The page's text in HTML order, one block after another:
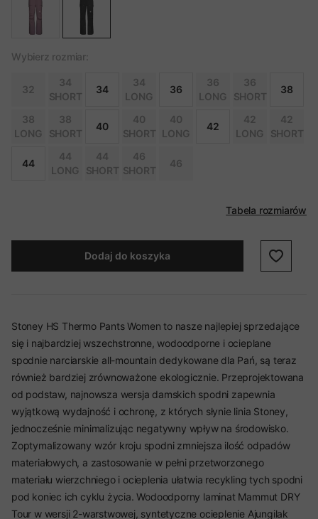
Wybierz rozmiar:
32
34
SHORT
34
34
LONG
36
36
LONG
36
SHORT
38
38
LONG
38
SHORT
40
40
SHORT
40
LONG
42
42
LONG
42
SHORT
44
44
LONG
44
SHORT
46
SHORT
46
Tabela rozmiarów
Dodaj do koszyka
Stoney HS Thermo Pants Women to nasze najlepiej sprzedające
się i najbardziej wszechstronne, wodoodporne i ocieplane
spodnie narciarskie all-mountain dedykowane dla Pań, są teraz
również bardziej zrównoważone ekologicznie. Przeprojektowana
od podstaw, najnowsza wersja damskich spodni zapewnia
wyjątkową wydajność i ochronę, z których słynie linia Stoney,
jednocześnie minimalizując negatywny wpływ na środowisko.
Zoptymalizowany wzór kroju spodni zmniejsza ilość odpadów
materiałowych, a zastosowanie w pełni przetworzonego
materiału wierzchniego i ocieplenia ułatwia recykling tych spodni
pod koniec ich cyklu życia. Wodoodporny laminat Mammut DRY
Tour w wersji 2-warstwowej, syntetyczne ocieplenie Ajungilak